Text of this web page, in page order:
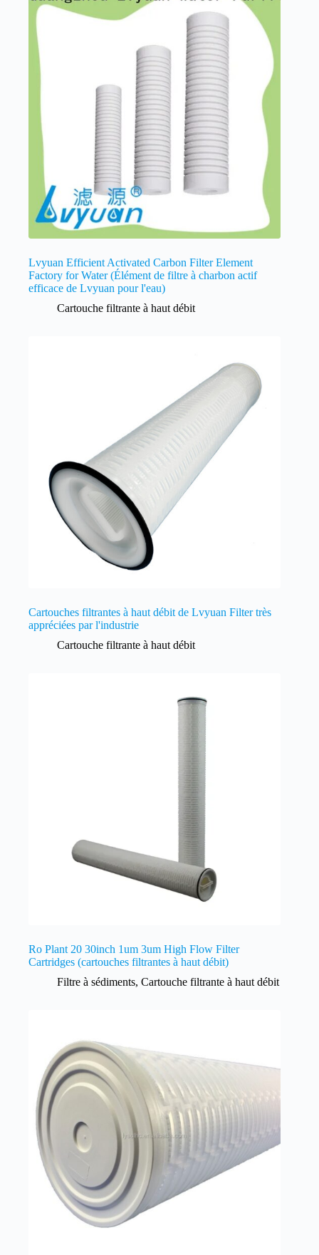
Lvyuan Efficient Activated Carbon Filter Element
Factory for Water (Élément de filtre à charbon actif
efficace de Lvyuan pour l'eau)
Cartouche filtrante à haut débit
Cartouches filtrantes à haut débit de Lvyuan Filter très
appréciées par l'industrie
Cartouche filtrante à haut débit
Ro Plant 20 30inch 1um 3um High Flow Filter
Cartridges (cartouches filtrantes à haut débit)
Filtre à sédiments, Cartouche filtrante à haut débit